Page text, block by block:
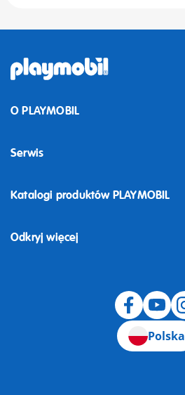
O PLAYMOBIL
Serwis
Odstąpienie od umowy
Katalogi produktów PLAYMOBIL
Odkryj więcej
Polska